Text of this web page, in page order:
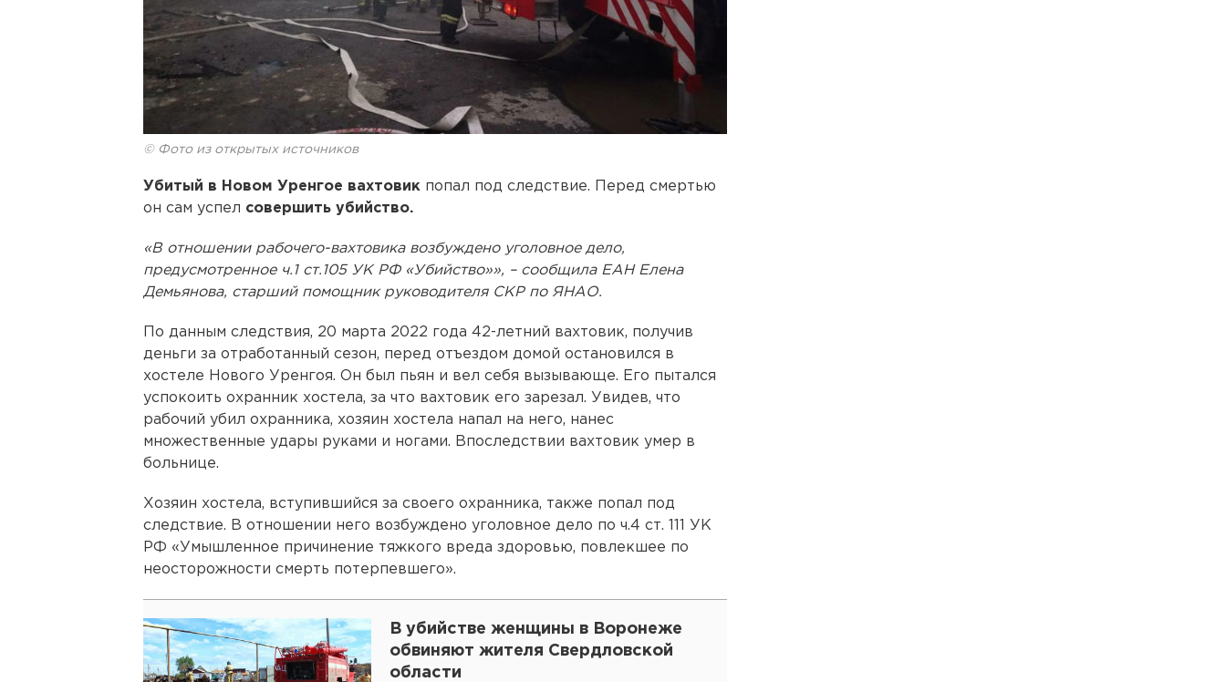
© Фото из открытых источников
Убитый в Новом Уренгое вахтовик попал под следствие. Перед смертью
он сам успел совершить убийство.
«В отношении рабочего-вахтовика возбуждено уголовное дело,
предусмотренное ч.1 ст.105 УК РФ «Убийство»», – сообщила ЕАН Елена
Демьянова, старший помощник руководителя СКР по ЯНАО.
По данным следствия, 20 марта 2022 года 42-летний вахтовик, получив
деньги за отработанный сезон, перед отъездом домой остановился в
хостеле Нового Уренгоя. Он был пьян и вел себя вызывающе. Его пытался
успокоить охранник хостела, за что вахтовик его зарезал. Увидев, что
рабочий убил охранника, хозяин хостела напал на него, нанес
множественные удары руками и ногами. Впоследствии вахтовик умер в
больнице.
Хозяин хостела, вступившийся за своего охранника, также попал под
следствие. В отношении него возбуждено уголовное дело по ч.4 ст. 111 УК
РФ «Умышленное причинение тяжкого вреда здоровью, повлекшее по
неосторожности смерть потерпевшего».
В убийстве женщины в Воронеже
обвиняют жителя Свердловской
области